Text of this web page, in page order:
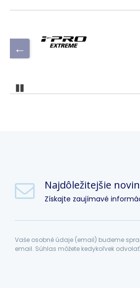
Najdôležitejšie
Získajte zaujímavé
Vaše osobné údaje (email) budeme
email. Súhlas môžete kedykoľvek